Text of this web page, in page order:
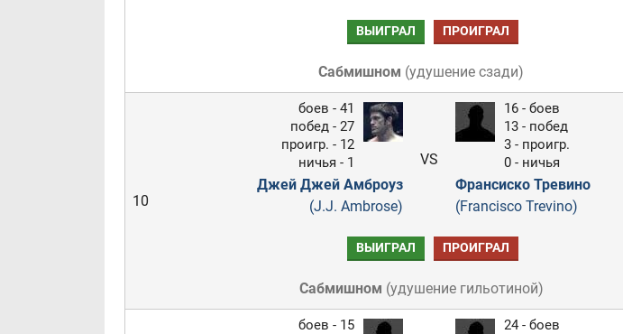
ВЫИГРАЛ ПРОИГРАЛ
Сабмишном (удушение сзади)
10
боев - 41
побед - 27
проигр. - 12
ничья - 1
Джей Джей Амброуз
(J.J. Ambrose)
VS
16 - боев
13 - побед
3 - проигр.
0 - ничья
Франсиско Тревино
(Francisco Trevino)
ВЫИГРАЛ ПРОИГРАЛ
Сабмишном (удушение гильотиной)
боев - 15
24 - боев